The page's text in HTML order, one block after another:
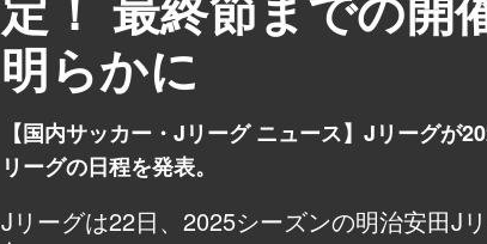
明らかに
【国内サッカー・Jリーグ ニュース】Jリーグが
リーグの日程を発表。
Jリーグは22日、2025シーズンの明治安田J